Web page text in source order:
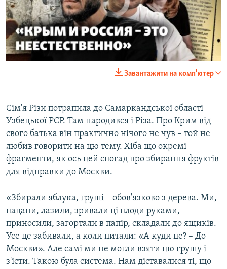
Завантажити на комп'ютер
Сім'я Різи потрапила до Самаркандської області
Узбецької РСР. Там народився і Різа. Про Крим від
свого батька він практично нічого не чув – той не
любив говорити на цю тему. Хіба що окремі
фрагменти, як ось цей спогад про збирання фруктів
для відправки до Москви.
«Збирали яблука, груші – обов'язково з дерева. Ми,
пацани, лазили, зривали ці плоди руками,
приносили, загортали в папір, складали до ящиків.
Усе це забивали, а коли питали: «А куди це? – До
Москви». Але самі ми не могли взяти цю грушу і
з'їсти. Такою була система. Нам діставалися ті, що